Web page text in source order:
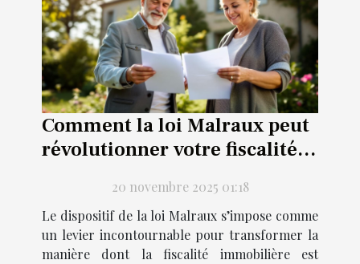
Comment la loi Malraux peut
révolutionner votre fiscalité
20 novembre 2025 01:18
Le dispositif de la loi Malraux s’impose comme
un levier incontournable pour transformer la
manière dont la fiscalité immobilière est